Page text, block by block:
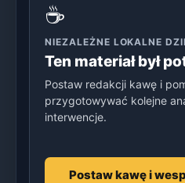
☕
NIEZALEŻNE LOKALNE
Ten materiał był
Postaw redakcji kawę i
przygotowywać kolejne
interwencje.
Postaw kawę i